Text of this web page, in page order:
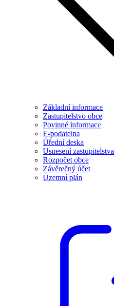
Základní informace
Zastupitelstvo obce
Povinné informace
E-podatelna
Úřední deska
Usnesení zastupitelstva
Rozpočet obce
Závěrečný účet
Územní plán